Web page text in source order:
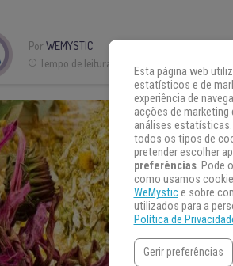
PorWEMYSTIC
Tempo de leitura:
Esta página web
estatísticos e de
experiência de
acções de marketing
análises
todos os tipos de
pretender escolher
preferências. Pode
como usamos
WeMystice sobre
utilizados para a
Política de
Gerir preferências